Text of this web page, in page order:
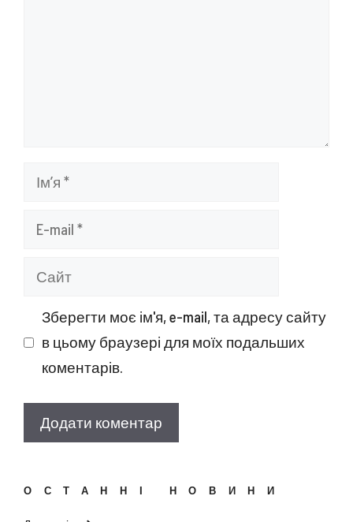
Ім’я
Сайт
Зберегти моє ім'я, e-mail, та адресу сайту
в цьому браузері для моїх подальших
коментарів.
ОСТАННІ НОВИНИ